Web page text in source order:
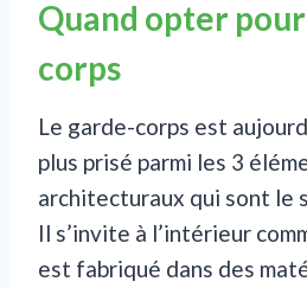
Quand opter
corps
Le garde-corps est
plus prisé parmi les 3
architecturaux qui sont le
Il s’invite à l’intérieur
est fabriqué dans des